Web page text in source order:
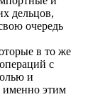
дельцов,
очередь
в то же
с
и
именно этим